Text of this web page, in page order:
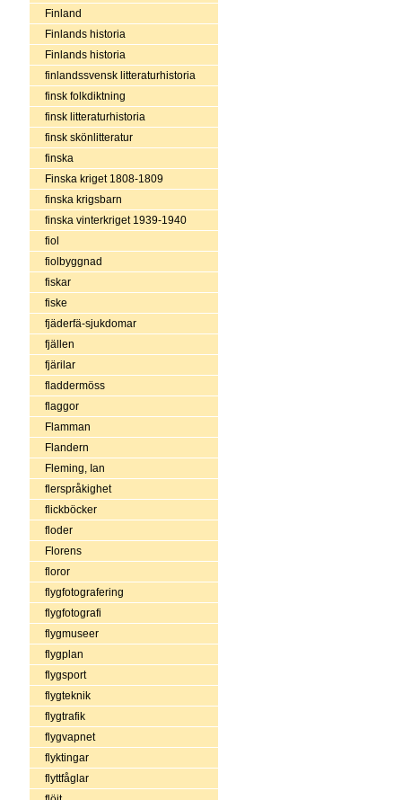
Finland
Finlands historia
Finlands historia
finlandssvensk litteraturhistoria
finsk folkdiktning
finsk litteraturhistoria
finsk skönlitteratur
finska
Finska kriget 1808-1809
finska krigsbarn
finska vinterkriget 1939-1940
fiol
fiolbyggnad
fiskar
fiske
fjäderfä-sjukdomar
fjällen
fjärilar
fladdermöss
flaggor
Flamman
Flandern
Fleming, Ian
flerspråkighet
flickböcker
floder
Florens
floror
flygfotografering
flygfotografi
flygmuseer
flygplan
flygsport
flygteknik
flygtrafik
flygvapnet
flyktingar
flyttfåglar